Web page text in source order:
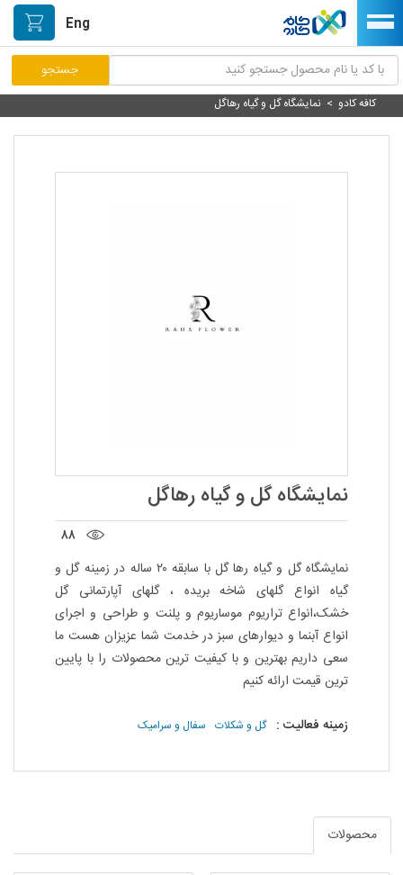
Eng
مرکز پاسخگویی مشتریان
ورود به پنل تامین کنندگان
ورود به پنل همکاران فروش
سوالات متداول
کافه کادو > نمایشگاه گل و گیاه رهاگل
نمایشگاه گل و گیاه رهاگل
۸۸
نمایشگاه گل و گیاه رها گل با سابقه ۲۰ ساله در زمینه گل و
گیاه انواع گلهای شاخه بریده ، گلهای آپارتمانی گل
خشک،انواع تراریوم موساریوم و پلنت و طراحی و اجرای
انواع آبنما و دیوارهای سبز در خدمت شما عزیزان هست ما
سعی داریم بهترین و با کیفیت ترین محصولات را با پایین
ترین قیمت ارائه کنیم
زمینه فعالیت : گل و شکلات سفال و سرامیک
محصولات